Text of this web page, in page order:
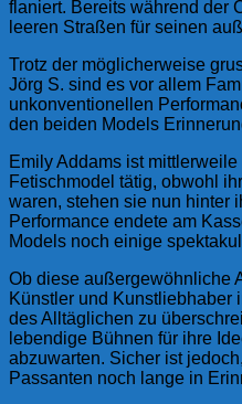
flaniert. Bereits während der
leeren Straßen für seinen
Trotz der möglicherweise
Jörg S. sind es vor allem
unkonventionellen
den beiden Models
Emily Addams ist
Fetischmodel tätig, obwohl
waren, stehen sie nun hinter
Performance endete am
Models noch einige
Ob diese außergewöhnliche
Künstler und Kunstliebhaber
des Alltäglichen zu
lebendige Bühnen für ihre
abzuwarten. Sicher ist
Passanten noch lange in